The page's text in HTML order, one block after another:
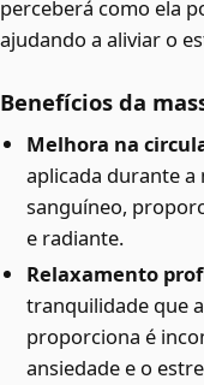
perceberá como ela
ajudando a aliviar o
Benefícios da
Melhora na
aplicada durante
sanguíneo,
e radiante.
Relaxamento
tranquilidade que a
proporciona é
ansiedade e o